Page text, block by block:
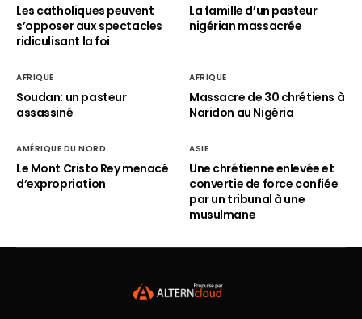
Les catholiques peuvent
s’opposer aux spectacles
ridiculisant la foi
La famille d’un pasteur
nigérian massacrée
AFRIQUE
Soudan: un pasteur
assassiné
AFRIQUE
Massacre de 30 chrétiens à
Naridon au Nigéria
AMÉRIQUE DU NORD
Le Mont Cristo Rey menacé
d’expropriation
ASIE
Une chrétienne enlevée et
convertie de force confiée
par un tribunal à une
musulmane